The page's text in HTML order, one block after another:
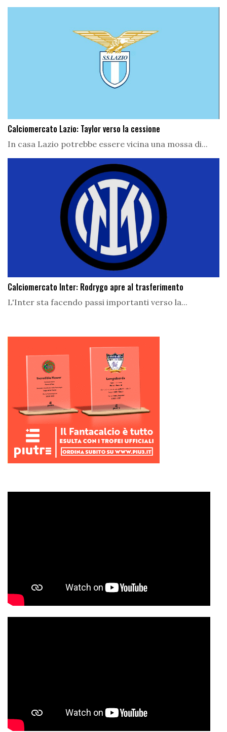
Calciomercato Lazio: Taylor verso la cessione
In casa Lazio potrebbe essere vicina una mossa di...
Calciomercato Inter: Rodrygo apre al trasferimento
L'Inter sta facendo passi importanti verso la...